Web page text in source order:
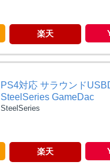
楽天
PS4対応 サラウンド
SteelSeries GameDac
SteelSeries
楽天